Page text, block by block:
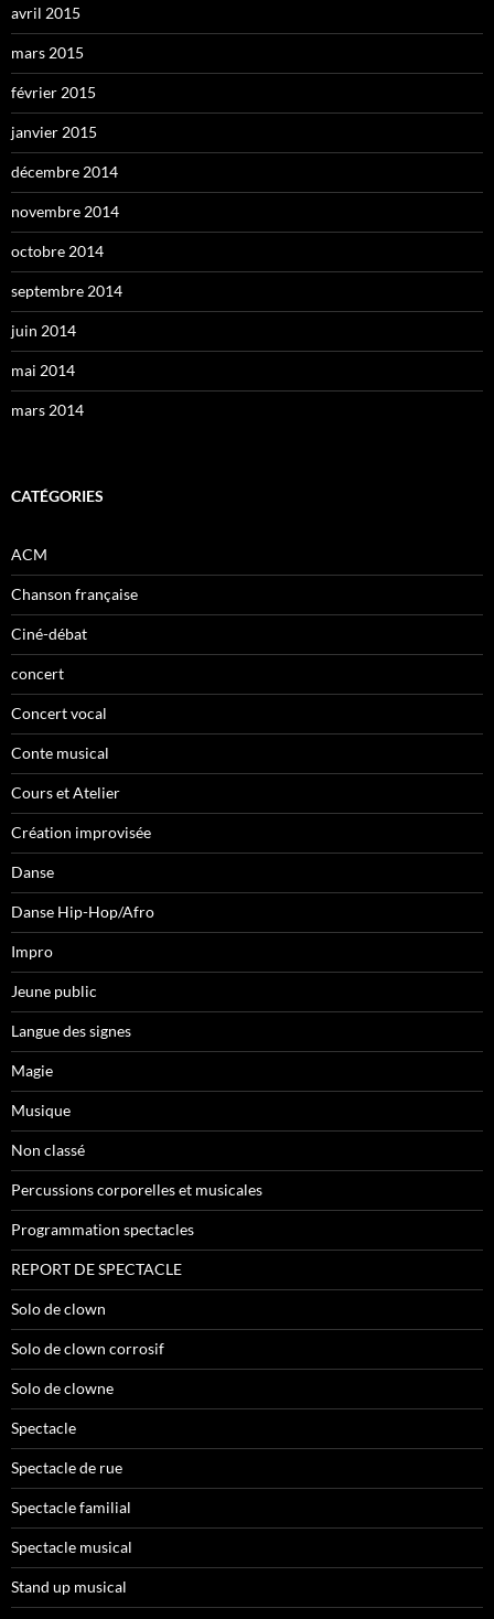
avril 2015
mars 2015
février 2015
janvier 2015
décembre 2014
novembre 2014
octobre 2014
septembre 2014
juin 2014
mai 2014
mars 2014
CATÉGORIES
ACM
Chanson française
Ciné-débat
concert
Concert vocal
Conte musical
Cours et Atelier
Création improvisée
Danse
Danse Hip-Hop/Afro
Impro
Jeune public
Langue des signes
Magie
Musique
Non classé
Percussions corporelles et musicales
Programmation spectacles
REPORT DE SPECTACLE
Solo de clown
Solo de clown corrosif
Solo de clowne
Spectacle
Spectacle de rue
Spectacle familial
Spectacle musical
Stand up musical